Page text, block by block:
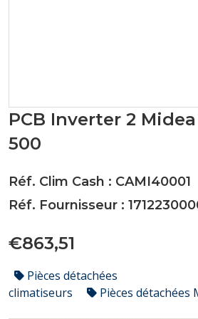
PCB Inverter 2
500
Réf. Clim Cash : CAMI40001
Réf. Fournisseur :
€863,51
Pièces détachées
climatiseurs
Pièces détachées